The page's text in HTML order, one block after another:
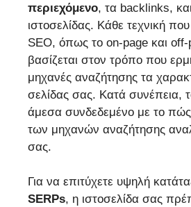
περιεχόμενο, τα backlinks,
ιστοσελίδας. Κάθε τεχνική
SEO, όπως το on-page και
βασίζεται στον τρόπο που
μηχανές αναζήτησης τα
σελίδας σας. Κατά συνέπεια,
άμεσα συνδεδεμένο με το πώς
των μηχανών αναζήτησης
σας.
Για να επιτύχετε υψηλή
SERPs, η ιστοσελίδα σας